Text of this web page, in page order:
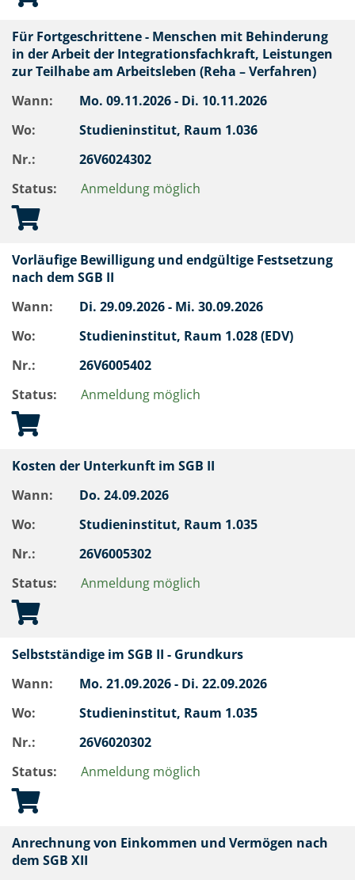
Für Fortgeschrittene - Menschen mit Behinderung
in der Arbeit der Integrationsfachkraft, Leistungen
zur Teilhabe am Arbeitsleben (Reha – Verfahren)
Wann:
Mo. 09.11.2026 - Di. 10.11.2026
Wo:
Studieninstitut, Raum 1.036
Nr.:
26V6024302
Status:
Anmeldung möglich
Vorläufige Bewilligung und endgültige Festsetzung
nach dem SGB II
Wann:
Di. 29.09.2026 - Mi. 30.09.2026
Wo:
Studieninstitut, Raum 1.028 (EDV)
Nr.:
26V6005402
Status:
Anmeldung möglich
Kosten der Unterkunft im SGB II
Wann:
Do. 24.09.2026
Wo:
Studieninstitut, Raum 1.035
Nr.:
26V6005302
Status:
Anmeldung möglich
Selbstständige im SGB II - Grundkurs
Wann:
Mo. 21.09.2026 - Di. 22.09.2026
Wo:
Studieninstitut, Raum 1.035
Nr.:
26V6020302
Status:
Anmeldung möglich
Anrechnung von Einkommen und Vermögen nach
dem SGB XII